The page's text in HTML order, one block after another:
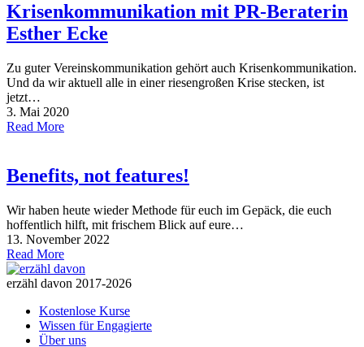
Krisenkommunikation mit PR-Beraterin
Esther Ecke
Zu guter Vereinskommunikation gehört auch Krisenkommunikation.
Und da wir aktuell alle in einer riesengroßen Krise stecken, ist
jetzt…
3. Mai 2020
Read More
Benefits, not features!
Wir haben heute wieder Methode für euch im Gepäck, die euch
hoffentlich hilft, mit frischem Blick auf eure…
13. November 2022
Read More
erzähl davon 2017-2026
Kostenlose Kurse
Wissen für Engagierte
Über uns